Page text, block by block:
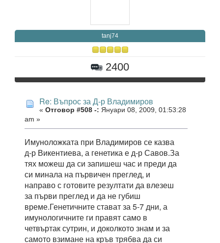
tanj74
2400
Re: Въпрос за Д-р Владимиров
« Отговор #508 -: Януари 08, 2009, 01:53:28
am »
Имуноложката при Владимиров се казва
д-р Викентиева, а генетика е д-р Савов.За
тях можеш да си запишеш час и преди да
си минала на първичен преглед, и
направо с готовите резултати да влезеш
за първи преглед и да не губиш
време.Генетичните стават за 5-7 дни, а
имунологичните ги правят само в
четвъртак сутрин, и доколкото знам и за
самото взимане на кръв трябва да си